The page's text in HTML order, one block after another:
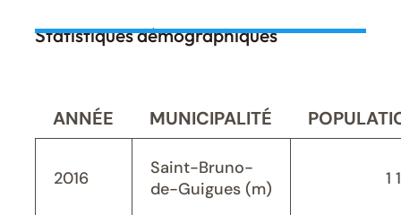
Statistiques démographiques
ANNÉE MUNICIPALITÉ
2016
Saint-Bruno-
de-Guigues (m)
1